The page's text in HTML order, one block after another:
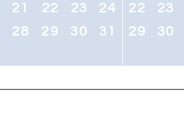
21 22 23
24
28 29 30 31
22
23
29
30